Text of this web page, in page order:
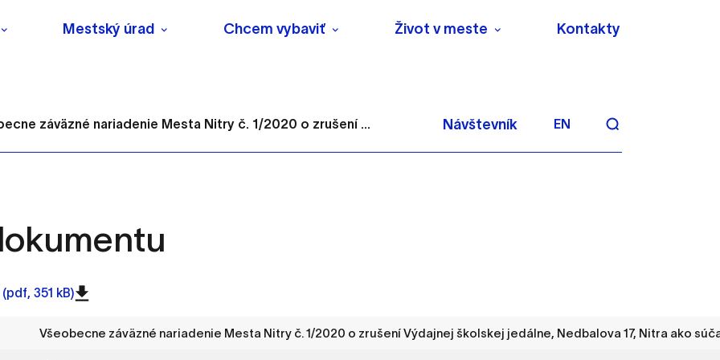
Mestský úrad Chcem vybaviť Život v meste Kontakty
záväzné nariadenie Mesta Nitry č. 1/2020 o zrušení ... Návštevník EN
351 kB)
Všeobecne záväzné nariadenie Mesta Nitry č. 1/2020 o zrušení Výdajnej školskej jedálne, Nedbalova 17, Nitra ako
ktorých webové stránky môžu ukladať informácie o vašej aktivite a preferenciách.
aby si webový prehliadač zapamätoval Vaše prihlásenie alebo aby sa uložila